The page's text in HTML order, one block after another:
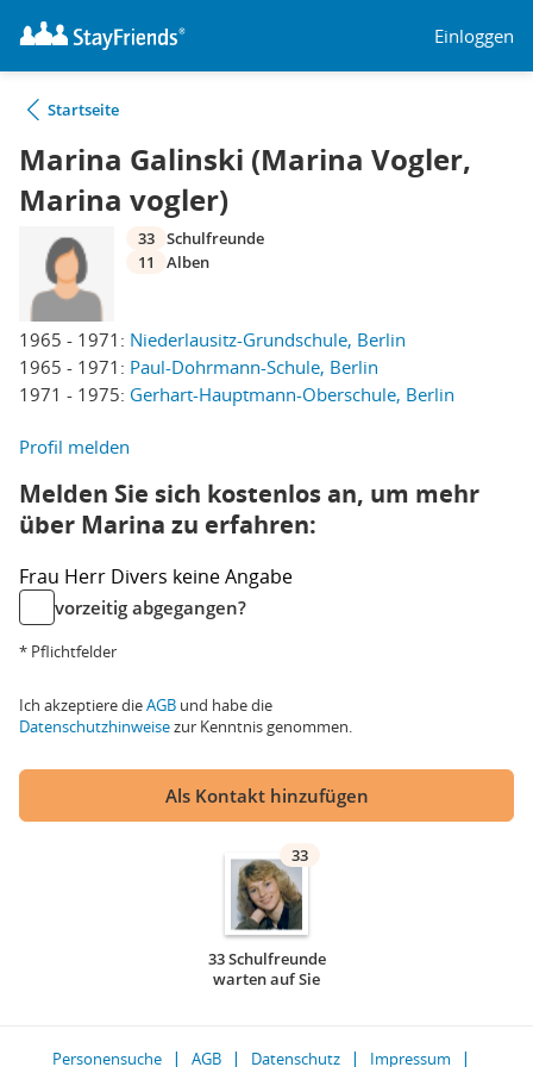
Einloggen
Startseite
Marina Galinski (Marina Vogler,
Marina vogler)
1965 - 1971: Niederlausitz-Grundschule, Berlin
1965 - 1971: Paul-Dohrmann-Schule, Berlin
1971 - 1975: Gerhart-Hauptmann-Oberschule, Berlin
33 Schulfreunde
11
Alben
Profil melden
Melden Sie sich kostenlos an, um mehr
über Marina zu erfahren:
Frau Herr Divers keine Angabe
vorzeitig abgegangen?
* Pflichtfelder
Ich akzeptiere dieAGB und habe die
Datenschutzhinweisezur Kenntnis genommen.
Als Kontakt hinzufügen
33
33 Schulfreunde
warten auf Sie
Personensuche AGB Datenschutz Impressum